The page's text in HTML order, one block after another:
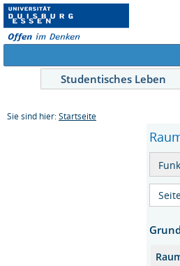
Studentisches Leben
Sie sind hier: Startseite